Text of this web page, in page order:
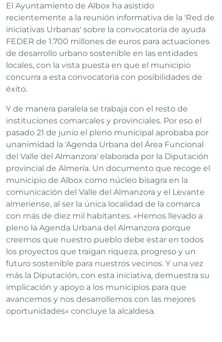
El Ayuntamiento de Albox ha asistido
recientemente a la reunión informativa de la 'Red de
iniciativas Urbanas' sobre la convocatoria de ayuda
FEDER de 1.700 millones de euros para actuaciones
de desarrollo urbano sostenible en las entidades
locales, con la vista puesta en que el municipio
concurra a esta convocatoria con posibilidades de
éxito.
Y de manera paralela se trabaja con el resto de
instituciones comarcales y provinciales. Por eso el
pasado 21 de junio el pleno municipal aprobaba por
unanimidad la 'Agenda Urbana del Área Funcional
del Valle del Almanzora' elaborada por la Diputación
provincial de Almería. Un documento que recoge el
municipio de Albox como núcleo bisagra en la
comunicación del Valle del Almanzora y el Levante
almeriense, al ser la única localidad de la comarca
con más de diez mil habitantes. «Hemos llevado a
pleno la Agenda Urbana del Almanzora porque
creemos que nuestro pueblo debe estar en todos
los proyectos que traigan riqueza, progreso y un
futuro sostenible para nuestros vecinos. Y una vez
más la Diputación, con esta iniciativa, demuestra su
implicación y apoyo a los municipios para que
avancemos y nos desarrollemos con las mejores
oportunidades» concluye la alcaldesa.